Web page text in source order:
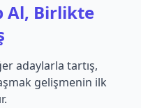
Al, Birlikte
adaylarla tartış,
gelişmenin ilk